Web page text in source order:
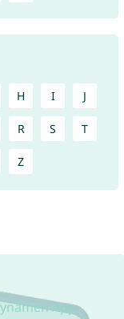
H I J
R S T
Z
App